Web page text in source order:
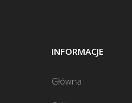
INFORMACJE
Główna